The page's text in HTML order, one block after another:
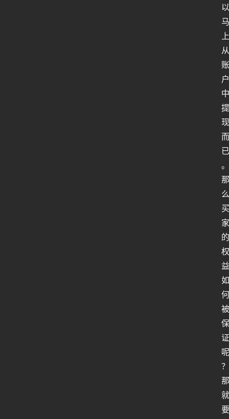
以
马
上
从
账
户
中
提
现
而
已
。
那
么
买
家
的
权
益
如
何
被
保
证
呢
？
那
就
要